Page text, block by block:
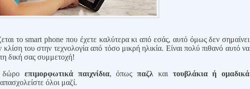
τοsmart phone που έχετε καλύτερα κι από εσάς, αυτό όμως δεν σημαίνει
κλίση του στην τεχνολογία από τόσο μικρή ηλικία. Είναι πολύ πιθανό αυτό να
δική σας συμμετοχή!
δώρο επιμορφωτικά παιχνίδια, όπωςπαζλ και τουβλάκια ή ομαδικά
όλοι μαζί.